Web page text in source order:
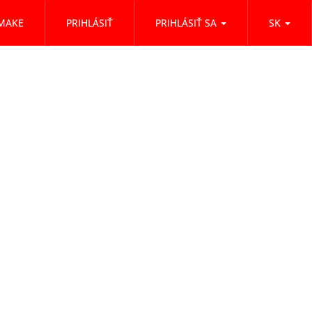
PRIHLÁSIŤ PRIHLÁSIŤ SA SK